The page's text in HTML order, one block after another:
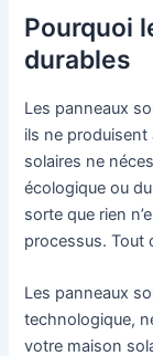
Pourquoi
durables
Les panneaux
ils ne produisent
solaires ne
écologique ou
sorte que rien
processus. Tout
Les panneaux
technologique,
votre maison